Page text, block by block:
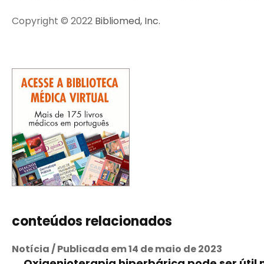
Copyright © 2022 Bibliomed, Inc.
conteúdos relacionados
Notícia / Publicada em 14 de maio de 2023